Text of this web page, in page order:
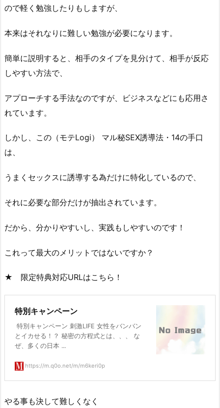
ので軽く勉強したりもしますが、
本来はそれなりに難しい勉強が必要になります。
簡単に説明すると、相手のタイプを見分けて、相手が反応
しやすい方法で、
アプローチする手法なのですが、ビジネスなどにも応用さ
れています。
しかし、この（モテLogi） マル秘SEX誘導法・14の手口
は、
うまくセックスに誘導する為だけに特化しているので、
それに必要な部分だけが抽出されています。
だから、分かりやすいし、実践もしやすいのです！
これって最大のメリットではないですか？
★ 限定特典対応URLはこちら！
特別キャンペーン
特別キャンペーン 刺激LIFE 女性をバンバン
とイカせる！？ 秘密の方程式とは、、、 な
ぜ、多くの日本 ...
https://m.q0o.net/m/m6keri0p
やる事も決して難しくなく